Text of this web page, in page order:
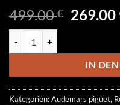
499.00€
499.00
269.00
IN
Kategorien:Audemars piguet,